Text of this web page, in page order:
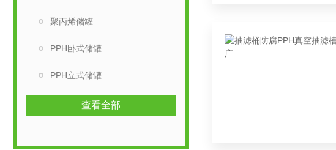
聚丙烯储罐
PPH卧式储罐
PPH立式储罐
查看全部